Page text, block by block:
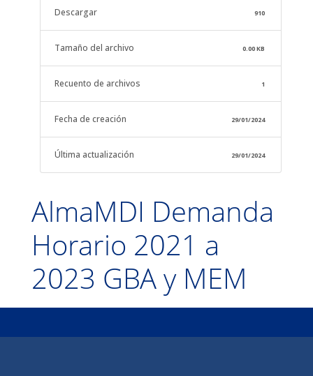
Descargar 910
Tamaño del archivo 0.00 KB
Recuento de archivos 1
Fecha de creación 29/01/2024
Última actualización 29/01/2024
AlmaMDI Demanda
Horario 2021 a
2023 GBA y MEM